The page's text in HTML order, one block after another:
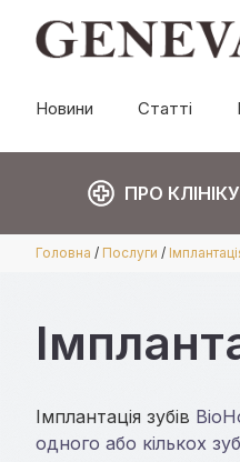
Новини Статті
ПРО КЛІНІКУ
Головна / Послуги /
Імплантація зубів
одного або кількох